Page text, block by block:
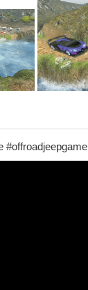
#offroadjeepgame